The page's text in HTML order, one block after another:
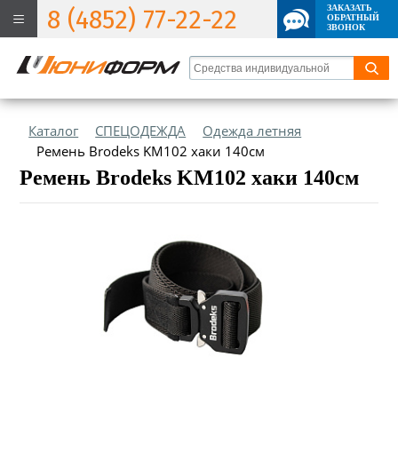
8 (4852) 77-22-22
ЗАКАЗАТЬ
ОБРАТНЫЙ
ЗВОНОК
Каталог СПЕЦОДЕЖДА
Одежда летняя
Ремень Brodeks KM102 хаки 140см
Ремень Brodeks KM102 хаки 140см